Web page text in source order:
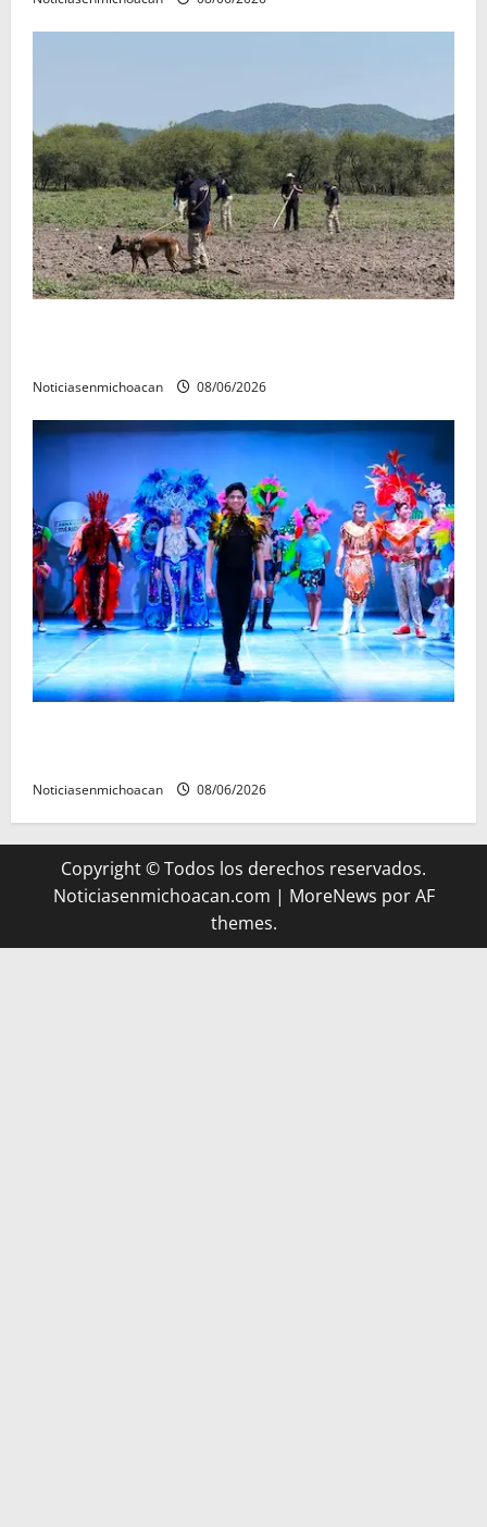
Noticiasenmichoacan 08/06/2026
Noticiasenmichoacan 08/06/2026
Copyright © Todos los derechos reservados.
Noticiasenmichoacan.com | MoreNews por AF
themes.